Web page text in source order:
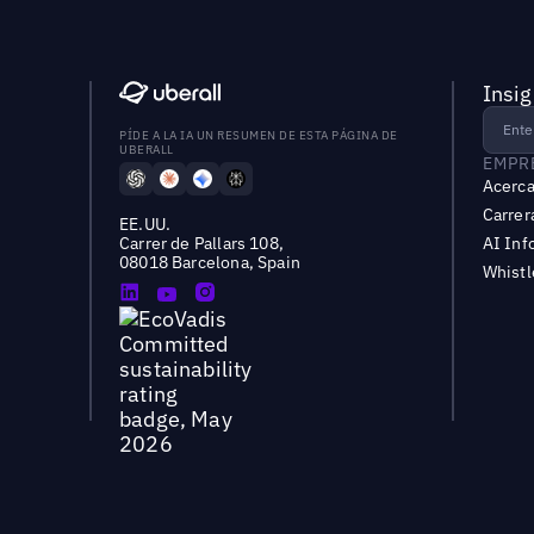
PÍDE A LA IA UN RESUMEN DE ESTA PÁGINA DE
UBERALL
EE.UU.
Carrer de Pallars 108,
08018 Barcelona, Spain
AI